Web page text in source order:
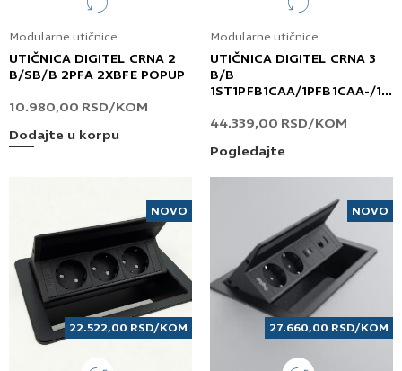
Modularne utičnice
UTIČNICA DIGITEL CRNA 2
B/SB/B 2PFA 2XBFE POPUP
10.980,00 RSD/KOM
Dodajte u korpu
Modularne utičnice
UTIČNICA DIGITEL CRNA 3
B/B
1ST1PFB1CAA/1PFB1CAA-/1R
WINGS PREMIUM D
44.339,00 RSD/KOM
Pogledajte
NOVO
22.522,00 RSD/KOM
NOVO
27.660,00 RSD/KOM